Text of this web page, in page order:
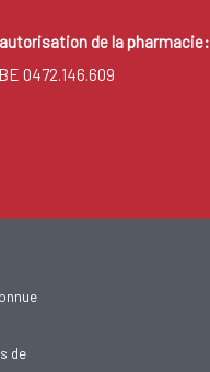
de la pharmacie:
BE 0472.146.609
de